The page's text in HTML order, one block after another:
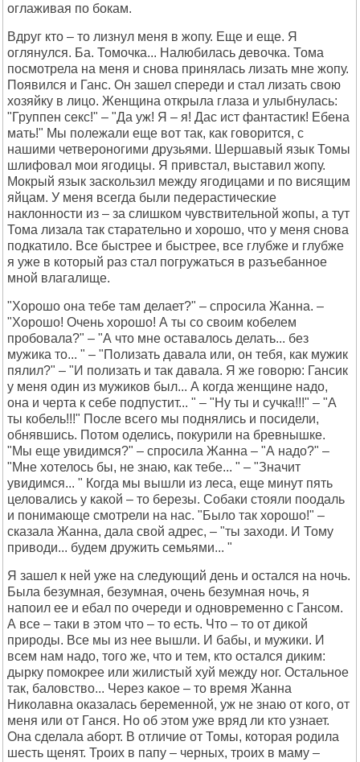
оглаживая по бокам.
Вдруг кто – то лизнул меня в жопу. Еще и еще. Я
оглянулся. Ба. Томочка... Налюбилась девочка. Тома
посмотрела на меня и снова принялась лизать мне жопу.
Появился и Ганс. Он зашел спереди и стал лизать свою
хозяйку в лицо. Женщина открыла глаза и улыбнулась:
"Группен секс!" – "Да уж! Я – я! Дас ист фантастик! Ебена
мать!" Мы полежали еще вот так, как говорится, с
нашими четвероногими друзьями. Шершавый язык Томы
шлифовал мои ягодицы. Я привстал, выставил жопу.
Мокрый язык заскользил между ягодицами и по висящим
яйцам. У меня всегда были педерастические
наклонности из – за слишком чувствительной жопы, а тут
Тома лизала так старательно и хорошо, что у меня снова
подкатило. Все быстрее и быстрее, все глубже и глубже
я уже в который раз стал погружаться в разъебанное
мной влагалище.
"Хорошо она тебе там делает?" – спросила Жанна. –
"Хорошо! Очень хорошо! А ты со своим кобелем
пробовала?" – "А что мне оставалось делать... без
мужика то... " – "Полизать давала или, он тебя, как мужик
пялил?" – "И полизать и так давала. Я же говорю: Гансик
у меня один из мужиков был... А когда женщине надо,
она и черта к себе подпустит... " – "Ну ты и сучка!!!" – "А
ты кобель!!!" После всего мы поднялись и посидели,
обнявшись. Потом оделись, покурили на бревнышке.
"Мы еще увидимся?" – cпросила Жанна – "А надо?" –
"Мне хотелось бы, не знаю, как тебе... " – "Значит
увидимся... " Когда мы вышли из леса, еще минут пять
целовались у какой – то березы. Собаки стояли поодаль
и понимающе смотрели на нас. "Было так хорошо!" –
сказала Жанна, дала свой адрес, – "ты заходи. И Тому
приводи... будем дружить семьями... "
Я зашел к ней уже на следующий день и остался на ночь.
Была безумная, безумная, очень безумная ночь, я
напоил ее и ебал по очереди и одновременно с Гансом.
А все – таки в этом что – то есть. Что – то от дикой
природы. Все мы из нее вышли. И бабы, и мужики. И
всем нам надо, того же, что и тем, кто остался диким:
дырку помокрее или жилистый хуй между ног. Остальное
так, баловство... Через какое – то время Жанна
Николавна оказалась беременной, уж не знаю от кого, от
меня или от Ганся. Но об этом уже вряд ли кто узнает.
Она сделала аборт. В отличие от Томы, которая родила
шесть щенят. Троих в папу – черных, троих в маму –